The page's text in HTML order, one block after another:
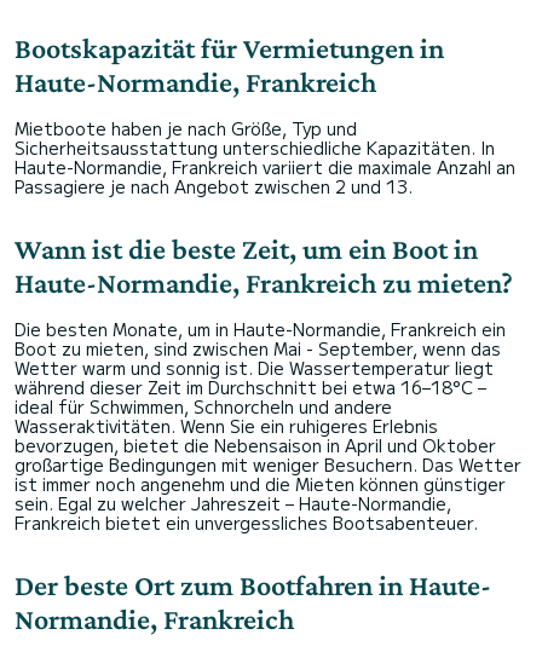
Bootskapazität für Vermietungen in
Haute-Normandie, Frankreich
Mietboote haben je nach Größe, Typ und
Sicherheitsausstattung unterschiedliche Kapazitäten. In
Haute-Normandie, Frankreich variiert die maximale Anzahl an
Passagiere je nach Angebot zwischen 2 und 13.
Wann ist die beste Zeit, um ein Boot in
Haute-Normandie, Frankreich zu mieten?
Die besten Monate, um in Haute-Normandie, Frankreich ein
Boot zu mieten, sind zwischen Mai - September, wenn das
Wetter warm und sonnig ist. Die Wassertemperatur liegt
während dieser Zeit im Durchschnitt bei etwa 16–18°C –
ideal für Schwimmen, Schnorcheln und andere
Wasseraktivitäten. Wenn Sie ein ruhigeres Erlebnis
bevorzugen, bietet die Nebensaison in April und Oktober
großartige Bedingungen mit weniger Besuchern. Das Wetter
ist immer noch angenehm und die Mieten können günstiger
sein. Egal zu welcher Jahreszeit – Haute-Normandie,
Frankreich bietet ein unvergessliches Bootsabenteuer.
Der beste Ort zum Bootfahren in Haute-
Normandie, Frankreich